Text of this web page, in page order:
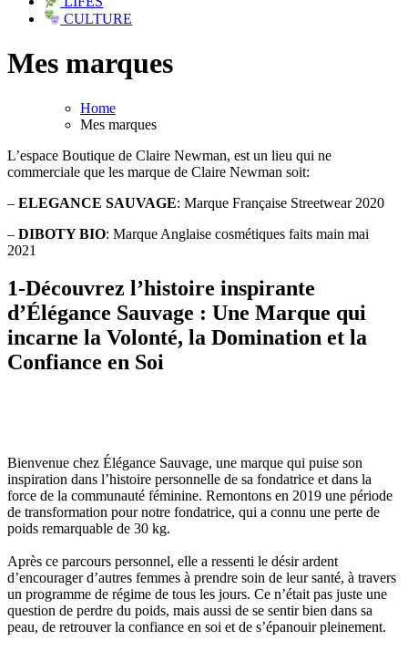
CULTURE
Mes marques
Home
Mes marques
L’espace Boutique de Claire Newman, est un lieu qui ne
commerciale que les marque de Claire Newman soit:
– ELEGANCE SAUVAGE: Marque Française Streetwear 2020
– DIBOTY BIO: Marque Anglaise cosmétiques faits main mai
2021
1-Découvrez l’histoire inspirante
d’Élégance Sauvage : Une Marque qui
incarne la Volonté, la Domination et la
Confiance en Soi
Bienvenue chez Élégance Sauvage, une marque qui puise son
inspiration dans l’histoire personnelle de sa fondatrice et dans la
force de la communauté féminine. Remontons en 2019 une période
de transformation pour notre fondatrice, qui a connu une perte de
poids remarquable de 30 kg.
Après ce parcours personnel, elle a ressenti le désir ardent
d’encourager d’autres femmes à prendre soin de leur santé, à travers
un programme de régime de tous les jours. Ce n’était pas juste une
question de perdre du poids, mais aussi de se sentir bien dans sa
peau, de retrouver la confiance en soi et de s’épanouir pleinement.